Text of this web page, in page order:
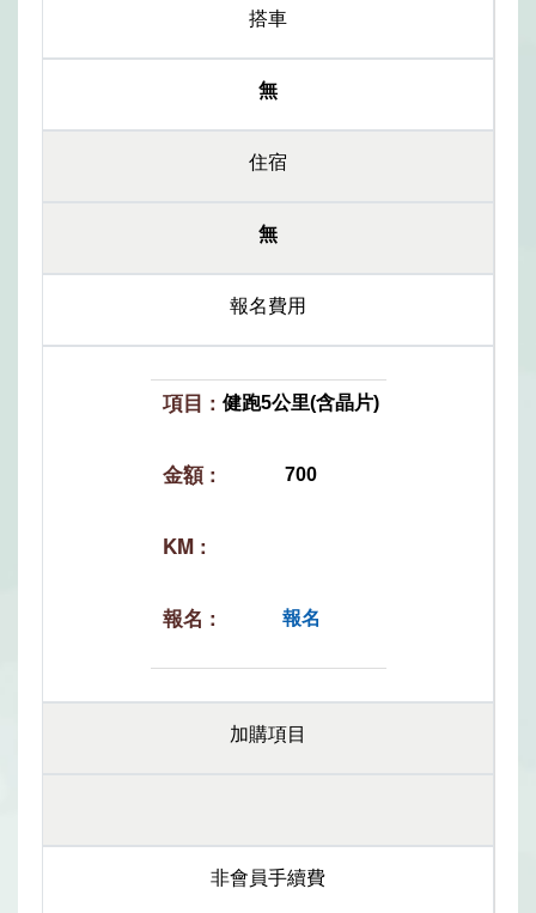
搭車
無
住宿
無
報名費用
健跑5公里(含晶片)
700
報名
加購項目
非會員手續費